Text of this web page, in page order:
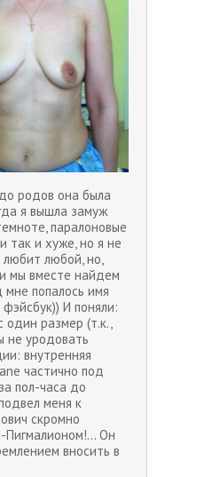
родов она была
я вышла замуж
паралоновые
так и хуже, но я не
любой, но,
и мы вместе найдем
мне попалось имя
И поняли:
один размер (т.к.,
не уродовать
внутренняя
частично под
пол-часа до
меня к
скромно
Он
вносить в